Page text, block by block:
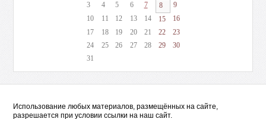
3
4 5 6 7 8
9
10
11 12 13 14 15
16
17
18 19 20 21 22
23
24
25 26 27 28 29
30
31
Использование любых материалов, размещённых на сайте,
разрешается при условии ссылки на наш сайт.